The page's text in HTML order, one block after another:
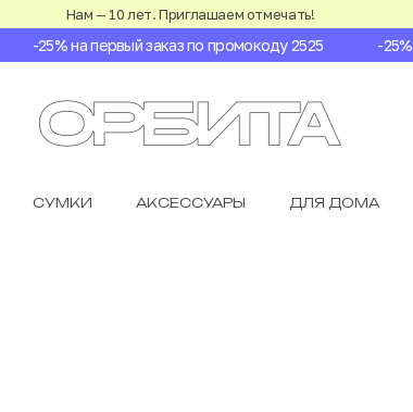
Нам — 10 лет. Приглашаем отмечать!
-25% на первый заказ по промокоду 2525 -25%
СУМКИ АКСЕССУАРЫ ДЛЯ ДОМА